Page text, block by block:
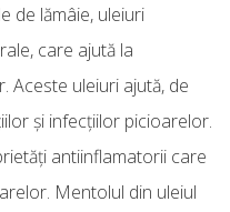
de lămâie, uleiuri
care ajută la
Aceste uleiuri ajută, de
și infecțiilor picioarelor.
antiinflamatorii care
Mentolul din uleiul